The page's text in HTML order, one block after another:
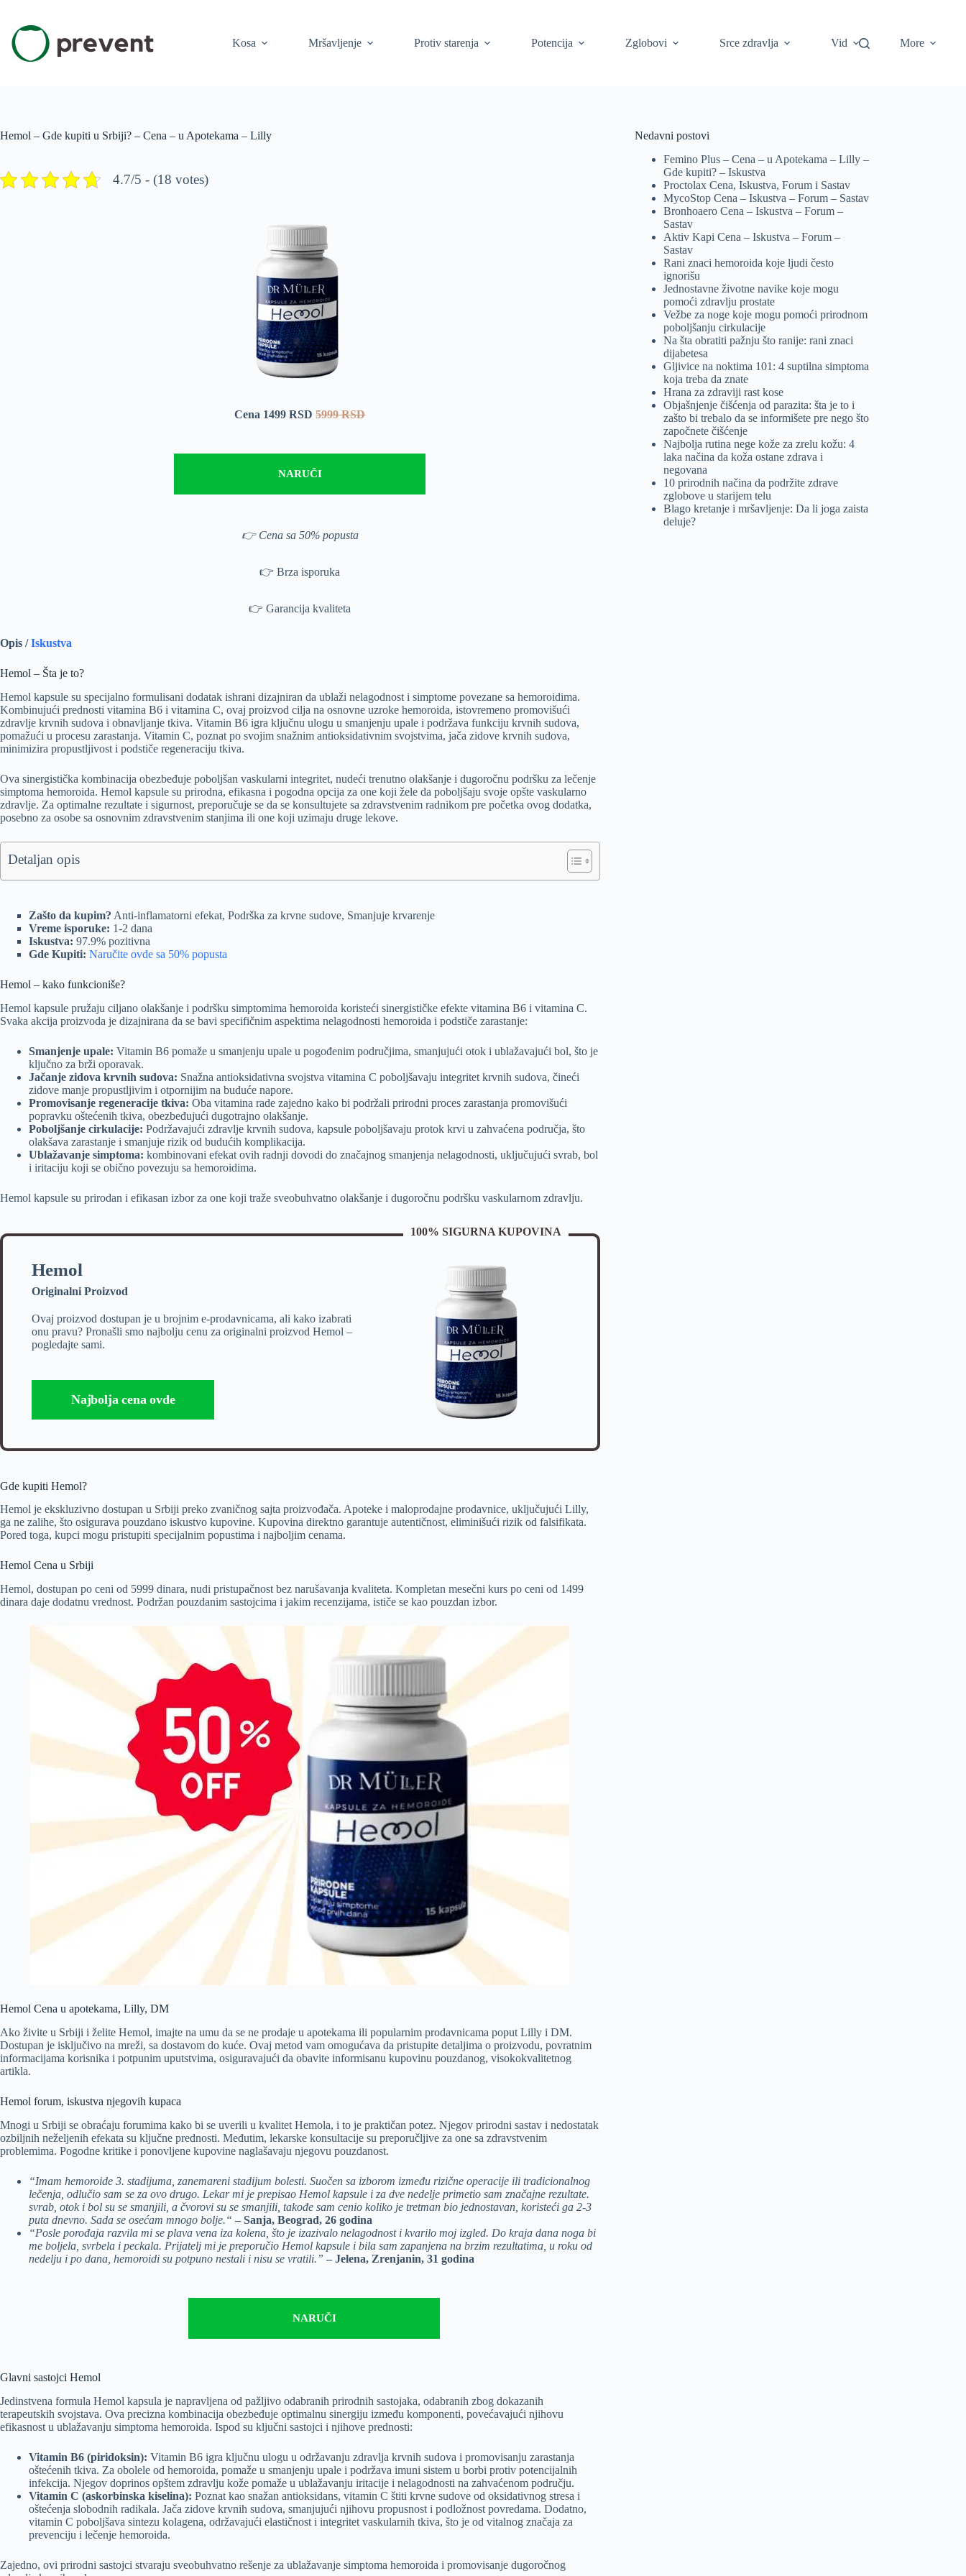
content
Kosa
Mršavljenje Protiv starenja Potencija Zglobovi Srce zdravlja Vid More
Hemol – Gde kupiti u Srbiji? – Cena – u Apotekama – Lilly
4.7/5 - (18 votes)
Cena 1499 RSD5999 RSD
NARUČI
👉 Cena sa 50% popusta
👉 Brza isporuka
👉 Garancija kvaliteta
Opis /Iskustva
Hemol – Šta je to?
Hemol kapsule su specijalno formulisani dodatak ishrani dizajniran da ublaži nelagodnost i simptome povezane sa hemoroidima.
Kombinujući prednosti vitamina B6 i vitamina C, ovaj proizvod cilja na osnovne uzroke hemoroida, istovremeno promovišući
zdravlje krvnih sudova i obnavljanje tkiva. Vitamin B6 igra ključnu ulogu u smanjenju upale i podržava funkciju krvnih sudova,
pomažući u procesu zarastanja. Vitamin C, poznat po svojim snažnim antioksidativnim svojstvima, jača zidove krvnih sudova,
minimizira propustljivost i podstiče regeneraciju tkiva.
Ova sinergistička kombinacija obezbeđuje poboljšan vaskularni integritet, nudeći trenutno olakšanje i dugoročnu podršku za lečenje
simptoma hemoroida. Hemol kapsule su prirodna, efikasna i pogodna opcija za one koji žele da poboljšaju svoje opšte vaskularno
zdravlje. Za optimalne rezultate i sigurnost, preporučuje se da se konsultujete sa zdravstvenim radnikom pre početka ovog dodatka,
posebno za osobe sa osnovnim zdravstvenim stanjima ili one koji uzimaju druge lekove.
Detaljan opis
Zašto da kupim? Anti-inflamatorni efekat, Podrška za krvne sudove, Smanjuje krvarenje
Vreme isporuke: 1-2 dana
Iskustva: 97.9% pozitivna
Gde Kupiti: Naručite ovde sa 50% popusta
Hemol – kako funkcioniše?
Hemol kapsule pružaju ciljano olakšanje i podršku simptomima hemoroida koristeći sinergističke efekte vitamina B6 i vitamina C.
Svaka akcija proizvoda je dizajnirana da se bavi specifičnim aspektima nelagodnosti hemoroida i podstiče zarastanje:
Smanjenje upale: Vitamin B6 pomaže u smanjenju upale u pogođenim područjima, smanjujući otok i ublažavajući bol, što je
ključno za brži oporavak.
Jačanje zidova krvnih sudova: Snažna antioksidativna svojstva vitamina C poboljšavaju integritet krvnih sudova, čineći
zidove manje propustljivim i otpornijim na buduće napore.
Promovisanje regeneracije tkiva: Oba vitamina rade zajedno kako bi podržali prirodni proces zarastanja promovišući
popravku oštećenih tkiva, obezbeđujući dugotrajno olakšanje.
Poboljšanje cirkulacije: Podržavajući zdravlje krvnih sudova, kapsule poboljšavaju protok krvi u zahvaćena područja, što
olakšava zarastanje i smanjuje rizik od budućih komplikacija.
Ublažavanje simptoma: kombinovani efekat ovih radnji dovodi do značajnog smanjenja nelagodnosti, uključujući svrab, bol
i iritaciju koji se obično povezuju sa hemoroidima.
Hemol kapsule su prirodan i efikasan izbor za one koji traže sveobuhvatno olakšanje i dugoročnu podršku vaskularnom zdravlju.
100% SIGURNA KUPOVINA
Hemol
Originalni Proizvod
Ovaj proizvod dostupan je u brojnim e-prodavnicama, ali kako izabrati
onu pravu? Pronašli smo najbolju cenu za originalni proizvod Hemol –
pogledajte sami.
Najbolja cena ovde
Gde kupiti Hemol?
Hemol je ekskluzivno dostupan u Srbiji preko zvaničnog sajta proizvođača. Apoteke i maloprodajne prodavnice, uključujući Lilly,
ga ne zalihe, što osigurava pouzdano iskustvo kupovine. Kupovina direktno garantuje autentičnost, eliminišući rizik od falsifikata.
Pored toga, kupci mogu pristupiti specijalnim popustima i najboljim cenama.
Hemol Cena u Srbiji
Hemol, dostupan po ceni od 5999 dinara, nudi pristupačnost bez narušavanja kvaliteta. Kompletan mesečni kurs po ceni od 1499
dinara daje dodatnu vrednost. Podržan pouzdanim sastojcima i jakim recenzijama, ističe se kao pouzdan izbor.
Hemol Cena u apotekama, Lilly, DM
Ako živite u Srbiji i želite Hemol, imajte na umu da se ne prodaje u apotekama ili popularnim prodavnicama poput Lilly i DM.
Dostupan je isključivo na mreži, sa dostavom do kuće. Ovaj metod vam omogućava da pristupite detaljima o proizvodu, povratnim
informacijama korisnika i potpunim uputstvima, osiguravajući da obavite informisanu kupovinu pouzdanog, visokokvalitetnog
artikla.
Hemol forum, iskustva njegovih kupaca
Mnogi u Srbiji se obraćaju forumima kako bi se uverili u kvalitet Hemola, i to je praktičan potez. Njegov prirodni sastav i nedostatak
ozbiljnih neželjenih efekata su ključne prednosti. Međutim, lekarske konsultacije su preporučljive za one sa zdravstvenim
problemima. Pogodne kritike i ponovljene kupovine naglašavaju njegovu pouzdanost.
“Imam hemoroide 3. stadijuma, zanemareni stadijum bolesti. Suočen sa izborom između rizične operacije ili tradicionalnog
lečenja, odlučio sam se za ovo drugo. Lekar mi je prepisao Hemol kapsule i za dve nedelje primetio sam značajne rezultate.
svrab, otok i bol su se smanjili, a čvorovi su se smanjili, takođe sam cenio koliko je tretman bio jednostavan, koristeći ga 2-3
puta dnevno. Sada se osećam mnogo bolje.“ – Sanja, Beograd, 26 godina
“Posle porođaja razvila mi se plava vena iza kolena, što je izazivalo nelagodnost i kvarilo moj izgled. Do kraja dana noga bi
me boljela, svrbela i peckala. Prijatelj mi je preporučio Hemol kapsule i bila sam zapanjena na brzim rezultatima, u roku od
nedelju i po dana, hemoroidi su potpuno nestali i nisu se vratili.” – Jelena, Zrenjanin, 31 godina
NARUČI
Glavni sastojci Hemol
Jedinstvena formula Hemol kapsula je napravljena od pažljivo odabranih prirodnih sastojaka, odabranih zbog dokazanih
terapeutskih svojstava. Ova precizna kombinacija obezbeđuje optimalnu sinergiju između komponenti, povećavajući njihovu
efikasnost u ublažavanju simptoma hemoroida. Ispod su ključni sastojci i njihove prednosti:
Vitamin B6 (piridoksin): Vitamin B6 igra ključnu ulogu u održavanju zdravlja krvnih sudova i promovisanju zarastanja
oštećenih tkiva. Za obolele od hemoroida, pomaže u smanjenju upale i podržava imuni sistem u borbi protiv potencijalnih
infekcija. Njegov doprinos opštem zdravlju kože pomaže u ublažavanju iritacije i nelagodnosti na zahvaćenom području.
Vitamin C (askorbinska kiselina): Poznat kao snažan antioksidans, vitamin C štiti krvne sudove od oksidativnog stresa i
oštećenja slobodnih radikala. Jača zidove krvnih sudova, smanjujući njihovu propusnost i podložnost povredama. Dodatno,
vitamin C poboljšava sintezu kolagena, održavajući elastičnost i integritet vaskularnih tkiva, što je od vitalnog značaja za
prevenciju i lečenje hemoroida.
Zajedno, ovi prirodni sastojci stvaraju sveobuhvatno rešenje za ublažavanje simptoma hemoroida i promovisanje dugoročnog
Nedavni postovi
Femino Plus – Cena – u Apotekama – Lilly –
Gde kupiti? – Iskustva
Proctolax Cena, Iskustva, Forum i Sastav
MycoStop Cena – Iskustva – Forum – Sastav
Bronhoaero Cena – Iskustva – Forum –
Sastav
Aktiv Kapi Cena – Iskustva – Forum –
Sastav
Rani znaci hemoroida koje ljudi često
ignorišu
Jednostavne životne navike koje mogu
pomoći zdravlju prostate
Vežbe za noge koje mogu pomoći prirodnom
poboljšanju cirkulacije
Na šta obratiti pažnju što ranije: rani znaci
dijabetesa
Gljivice na noktima 101: 4 suptilna simptoma
koja treba da znate
Hrana za zdraviji rast kose
Objašnjenje čišćenja od parazita: šta je to i
zašto bi trebalo da se informišete pre nego što
započnete čišćenje
Najbolja rutina nege kože za zrelu kožu: 4
laka načina da koža ostane zdrava i
negovana
10 prirodnih načina da podržite zdrave
zglobove u starijem telu
Blago kretanje i mršavljenje: Da li joga zaista
deluje?